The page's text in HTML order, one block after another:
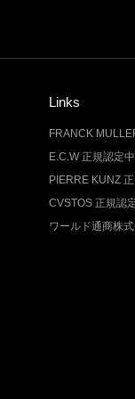
Links
FRANCK
E.C.W 正規認定
PIERRE KUNZ
CVSTOS 正規認
ワールド通商株